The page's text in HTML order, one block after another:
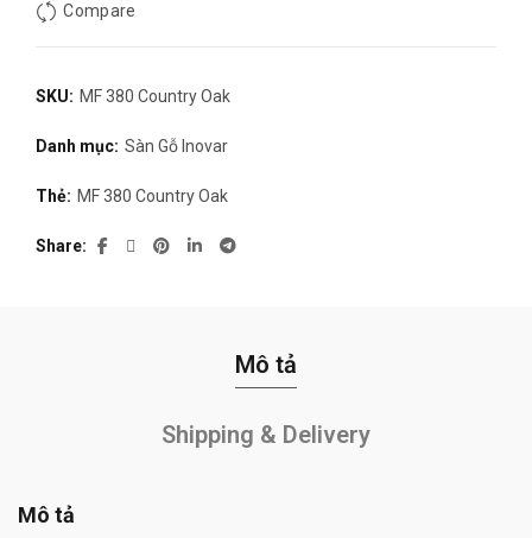
Compare
SKU: MF 380 Country Oak
Danh mục: Sàn Gỗ Inovar
Thẻ: MF 380 Country Oak
Share
Mô tả
Shipping & Delivery
Mô tả